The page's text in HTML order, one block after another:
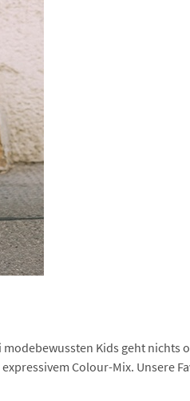
Kids geht nichts
Colour-Mix. Unsere